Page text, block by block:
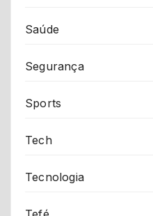
Saúde
Segurança
Sports
Tech
Tecnologia